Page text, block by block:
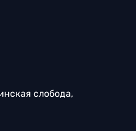
слобода,